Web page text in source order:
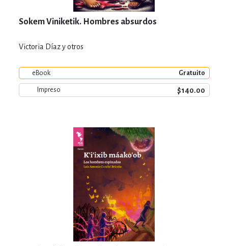
Sokem Viniketik. Hombres absurdos
Victoria Díaz y otros
eBook Gratuito
Impreso $140.00